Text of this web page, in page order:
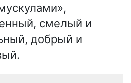
смелый и
добрый и